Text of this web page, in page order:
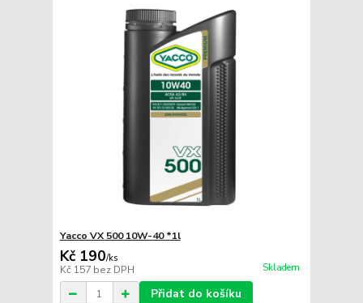
Yacco VX 500 10W-40 *1l
Kč 190/ks
Kč 157 bez DPH Skladem
Přidat do košíku